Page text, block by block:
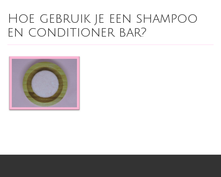
Hoe gebruik je een shampoo
en conditioner bar?